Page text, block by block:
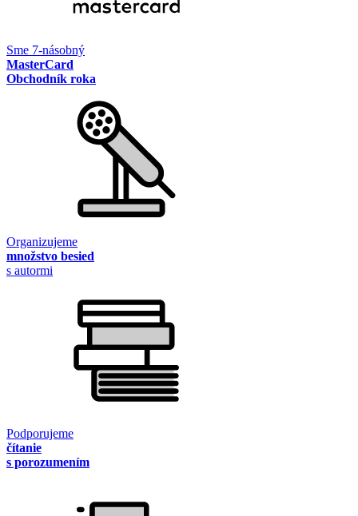
Sme 7-násobný
MasterCard
Obchodník roka
Organizujeme
množstvo besied
s autormi
Podporujeme
čítanie
s porozumením